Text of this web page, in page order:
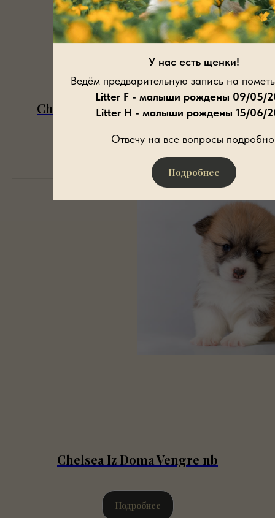
У нас есть щенки!
Ведём предварительную запись на
Litter F - малыши рождены 09/05/
Litter H - малыши рождены 15/06/
Отвечу на все вопросы
Подробнее
Cherry Brandy Iz Doma Vengre nb
Chelsea Iz Doma Vengre nb
Подробнее